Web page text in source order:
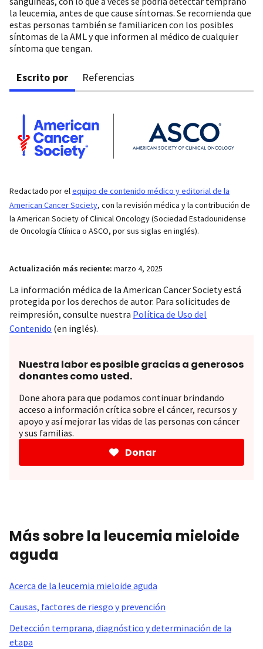
la leucemia, antes de que cause síntomas. Se recomienda que
estas personas también se familiaricen con los posibles
síntomas de la AML y que informen al médico de cualquier
síntoma que tengan.
Escrito por Referencias
Redactado por elequipo de contenido médico y editorial de la
American Cancer Society, con la revisión médica y la contribución de
la American Society of Clinical Oncology (Sociedad Estadounidense
de Oncología Clínica o ASCO, por sus siglas en inglés).
Actualización más reciente: marzo 4, 2025
La información médica de la American Cancer Society está
protegida por los derechos de autor. Para solicitudes de
reimpresión, consulte nuestra Política de Uso del
Contenido (en inglés).
Nuestra labor es posible gracias a generosos
donantes como usted.
Done ahora para que podamos continuar brindando
acceso a información crítica sobre el cáncer, recursos y
apoyo y así mejorar las vidas de las personas con cáncer
y sus familias.
Donar
Más sobre la leucemia mieloide
aguda
Acerca de la leucemia mieloide aguda
Causas, factores de riesgo y prevención
Detección temprana, diagnóstico y determinación de la
etapa